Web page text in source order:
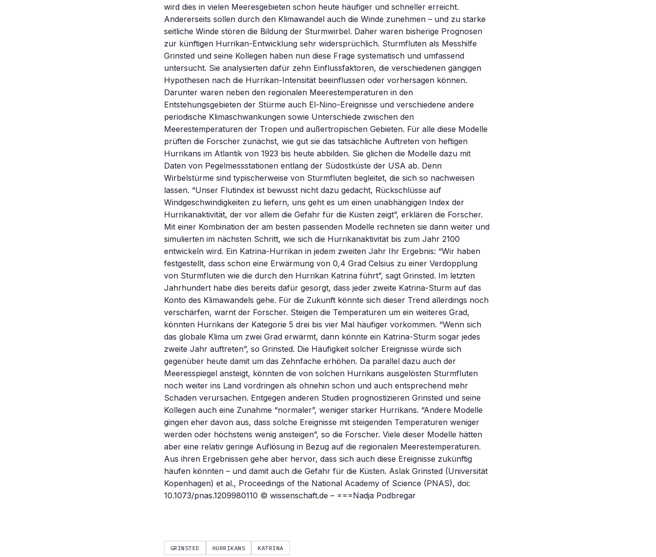
wird dies in vielen Meeresgebieten schon heute häufiger und schneller erreicht.
Andererseits sollen durch den Klimawandel auch die Winde zunehmen – und zu starke
seitliche Winde stören die Bildung der Sturmwirbel. Daher waren bisherige Prognosen
zur künftigen Hurrikan-Entwicklung sehr widersprüchlich. Sturmfluten als Messhilfe
Grinsted und seine Kollegen haben nun diese Frage systematisch und umfassend
untersucht. Sie analysierten dafür zehn Einflussfaktoren, die verschiedenen gängigen
Hypothesen nach die Hurrikan-Intensität beeinflussen oder vorhersagen können.
Darunter waren neben den regionalen Meerestemperaturen in den
Entstehungsgebieten der Stürme auch El-Nino-Ereignisse und verschiedene andere
periodische Klimaschwankungen sowie Unterschiede zwischen den
Meerestemperaturen der Tropen und außertropischen Gebieten. Für alle diese Modelle
prüften die Forscher zunächst, wie gut sie das tatsächliche Auftreten von heftigen
Hurrikans im Atlantik von 1923 bis heute abbilden. Sie glichen die Modelle dazu mit
Daten von Pegelmessstationen entlang der Südostküste der USA ab. Denn
Wirbelstürme sind typischerweise von Sturmfluten begleitet, die sich so nachweisen
lassen. “Unser Flutindex ist bewusst nicht dazu gedacht, Rückschlüsse auf
Windgeschwindigkeiten zu liefern, uns geht es um einen unabhängigen Index der
Hurrikanaktivität, der vor allem die Gefahr für die Küsten zeigt”, erklären die Forscher.
Mit einer Kombination der am besten passenden Modelle rechneten sie dann weiter und
simulierten im nächsten Schritt, wie sich die Hurrikanaktivität bis zum Jahr 2100
entwickeln wird. Ein Katrina-Hurrikan in jedem zweiten Jahr Ihr Ergebnis: “Wir haben
festgestellt, dass schon eine Erwärmung von 0,4 Grad Celsius zu einer Verdopplung
von Sturmfluten wie die durch den Hurrikan Katrina führt”, sagt Grinsted. Im letzten
Jahrhundert habe dies bereits dafür gesorgt, dass jeder zweite Katrina-Sturm auf das
Konto des Klimawandels gehe. Für die Zukunft könnte sich dieser Trend allerdings noch
verschärfen, warnt der Forscher. Steigen die Temperaturen um ein weiteres Grad,
könnten Hurrikans der Kategorie 5 drei bis vier Mal häufiger vorkommen. “Wenn sich
das globale Klima um zwei Grad erwärmt, dann könnte ein Katrina-Sturm sogar jedes
zweite Jahr auftreten”, so Grinsted. Die Häufigkeit solcher Ereignisse würde sich
gegenüber heute damit um das Zehnfache erhöhen. Da parallel dazu auch der
Meeresspiegel ansteigt, könnten die von solchen Hurrikans ausgelösten Sturmfluten
noch weiter ins Land vordringen als ohnehin schon und auch entsprechend mehr
Schaden verursachen. Entgegen anderen Studien prognostizieren Grinsted und seine
Kollegen auch eine Zunahme “normaler”, weniger starker Hurrikans. “Andere Modelle
gingen eher davon aus, dass solche Ereignisse mit steigenden Temperaturen weniger
werden oder höchstens wenig ansteigen”, so die Forscher. Viele dieser Modelle hätten
aber eine relativ geringe Auflösung in Bezug auf die regionalen Meerestemperaturen.
Aus ihren Ergebnissen gehe aber hervor, dass sich auch diese Ereignisse zukünftig
häufen könnten – und damit auch die Gefahr für die Küsten. Aslak Grinsted (Universität
Kopenhagen) et al., Proceedings of the National Academy of Science (PNAS), doi:
10.1073/pnas.1209980110 © wissenschaft.de – ===Nadja Podbregar
GRINSTED HURRIKANS KATRINA